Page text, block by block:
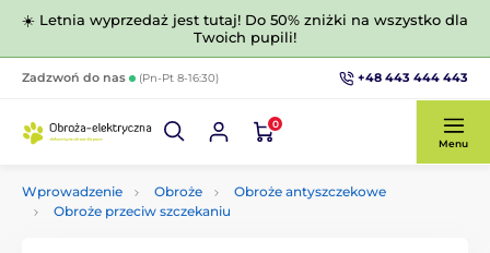
☀️ Letnia wyprzedaż jest tutaj! Do 50% zniżki na wszystko dla
Twoich pupili!
Zadzwoń do nas (Pn-Pt 8-16:30) +48 443 444 443
0
Menu
Wprowadzenie Obroże
Obroże antyszczekowe
Obroże przeciw szczekaniu